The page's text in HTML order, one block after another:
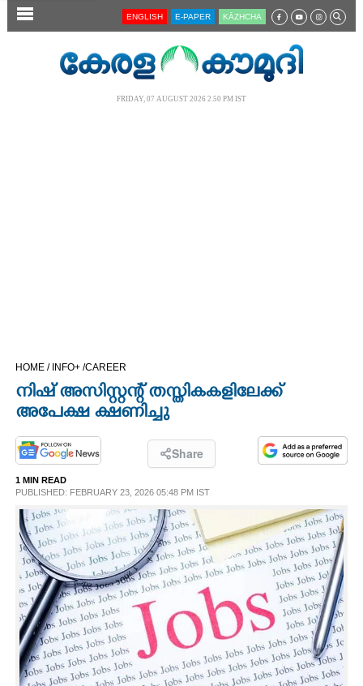
SECTIONS
LIFESTYLE
SPIRITUAL
INFO+
ART
ENGLISH E-PAPER KĀZHCHA
FRIDAY, 07 AUGUST 2026 2.50 PM IST
HOME / INFO+ /CAREER
നിഷ് അസിസ്റ്റന്റ് തസ്തികകളിലേക്ക്
അപേക്ഷ ക്ഷണിച്ചു
Share
1 MIN READ
PUBLISHED: FEBRUARY 23, 2026 05:48 PM IST